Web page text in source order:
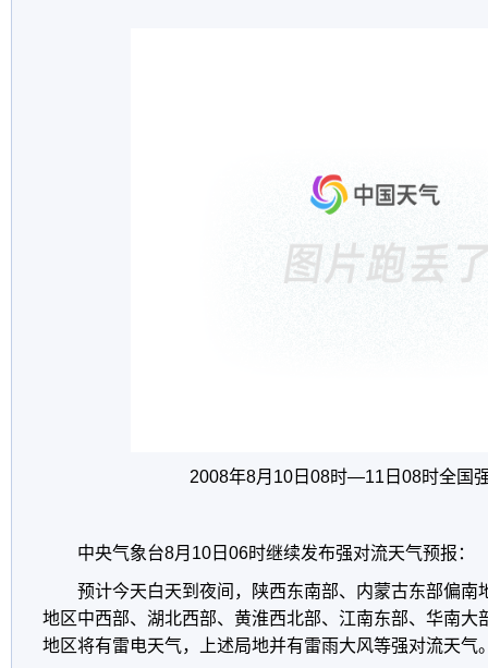
2008年8月10日08时—11日08时全国
中央气象台8月10日06时继续发布强对流天气预报：
预计今天白天到夜间，陕西东南部、内蒙古东部偏南
地区中西部、湖北西部、黄淮西北部、江南东部、华南大
地区将有雷电天气，上述局地并有雷雨大风等强对流天气